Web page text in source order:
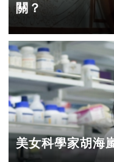
關？
美女科學家胡海